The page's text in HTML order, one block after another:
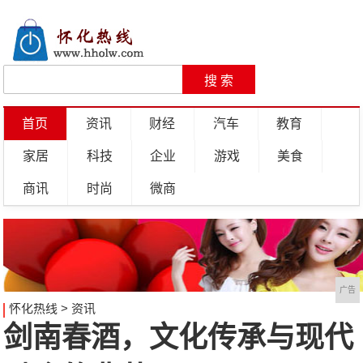
首页 资讯 财经 汽车 教育
家居 科技 企业 游戏 美食
商讯 时尚 微商
广告
怀化热线 > 资讯
剑南春酒，文化传承与现代